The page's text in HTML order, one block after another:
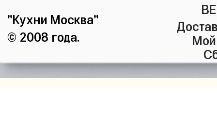
"Кухни Москва"
© 2008 года.